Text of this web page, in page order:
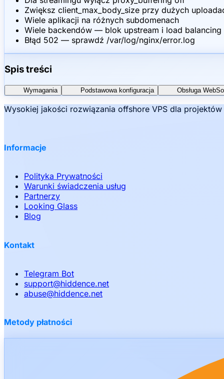
Zwiększ client_max_body_size przy dużych
Wiele aplikacji na różnych subdomenach
Wiele backendów — blok upstream i load balancing
Błąd 502 — sprawdź /var/log/nginx/error.log
Spis treści
Wymagania Podstawowa konfiguracja Obsługa
Wysokiej jakości rozwiązania offshore VPS dla
Informacje
Polityka Prywatności
Warunki świadczenia usług
Partnerzy
Looking Glass
Blog
Kontakt
Telegram Bot
support@hiddence.net
abuse@hiddence.net
Metody płatności